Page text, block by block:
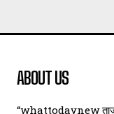
ABOUT US
“whattodaynew